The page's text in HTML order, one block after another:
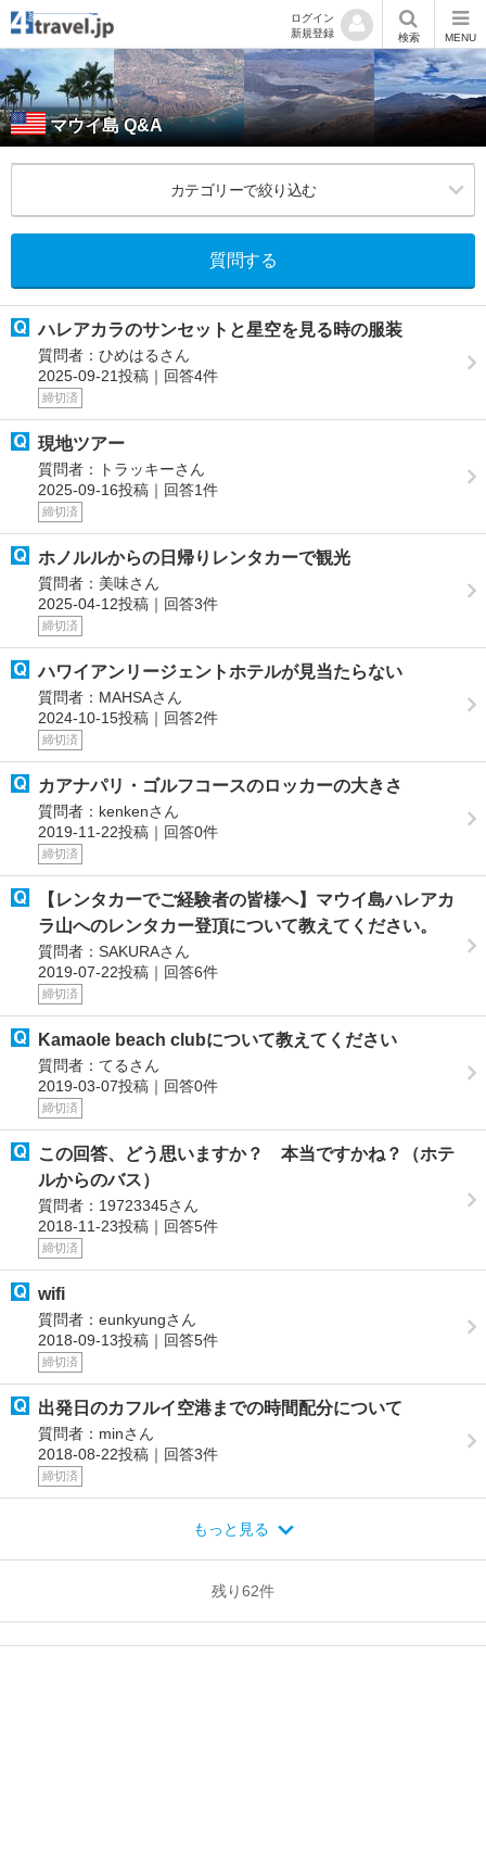
ログイン
新規登録
検索 MENU
マウイ島 Q&A
カテゴリーで絞り込む
質問する
ハレアカラのサンセットと星空を見る時の服装
質問者：ひめはるさん
2025-09-21投稿｜回答4件
締切済
現地ツアー
質問者：トラッキーさん
2025-09-16投稿｜回答1件
締切済
ホノルルからの日帰りレンタカーで観光
質問者：美味さん
2025-04-12投稿｜回答3件
締切済
ハワイアンリージェントホテルが見当たらない
質問者：MAHSAさん
2024-10-15投稿｜回答2件
締切済
カアナパリ・ゴルフコースのロッカーの大きさ
質問者：kenkenさん
2019-11-22投稿｜回答0件
締切済
【レンタカーでご経験者の皆様へ】マウイ島ハレアカ
ラ山へのレンタカー登頂について教えてください。
質問者：SAKURAさん
2019-07-22投稿｜回答6件
締切済
Kamaole beach clubについて教えてください
質問者：てるさん
2019-03-07投稿｜回答0件
締切済
この回答、どう思いますか？ 本当ですかね？（ホテ
ルからのバス）
質問者：19723345さん
2018-11-23投稿｜回答5件
締切済
wifi
質問者：eunkyungさん
2018-09-13投稿｜回答5件
締切済
出発日のカフルイ空港までの時間配分について
質問者：minさん
2018-08-22投稿｜回答3件
締切済
もっと見る
残り62件